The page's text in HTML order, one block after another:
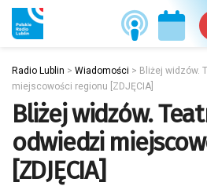
Radio Lublin > Wiadomości > Bliżej widzów.
miejscowości regionu [ZDJĘCIA]
Bliżej widzów.
odwiedzi
[ZDJĘCIA]